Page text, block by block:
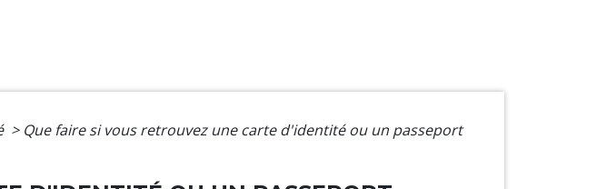
> Que faire si vous retrouvez une carte d'identité ou un passeport